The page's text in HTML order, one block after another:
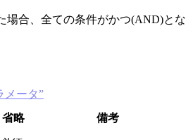
場合、全ての条件がかつ(AND)とな
メータ”
省略 備考